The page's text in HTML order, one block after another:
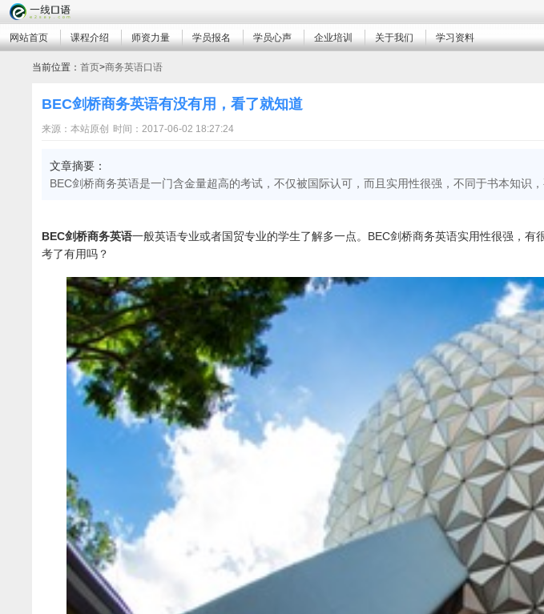
网站首页 课程介绍 师资力量 学员报名 学员心声 企业培训 关于我们 学习资料
当前位置：首页>商务英语口语
BEC剑桥商务英语有没有用，看了就知道
来源：本站原创 时间：2017-06-02 18:27:24
文章摘要：
BEC剑桥商务英语是一门含金量超高的考试，不仅被国际认可，而且实用性很强，不同于书本知识
BEC剑桥商务英语一般英语专业或者国贸专业的学生了解多一点。BEC剑桥商务英语实用性很强，
考了有用吗？